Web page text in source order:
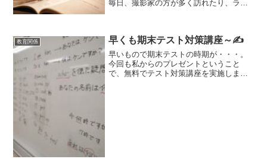
毎日、撮影家の方が多く訪れたり、ラン
前から地域猫がいます。飼...
教育関係 早くも期末テスト対策講座～✍
早いもので期末テストの時期が・・・。
今回も私からのプレゼントということ
で、無料でテスト対策講座を実施しまし